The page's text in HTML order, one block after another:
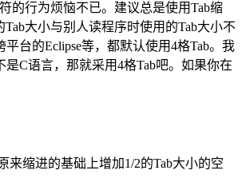
的行为烦恼不已。建议总是使用Tab缩
大小与别人读程序时使用的Tab大小不
台的Eclipse等，都默认使用4格Tab。我
C语言，那就采用4格Tab吧。如果你在
缩进的基础上增加1/2的Tab大小的空